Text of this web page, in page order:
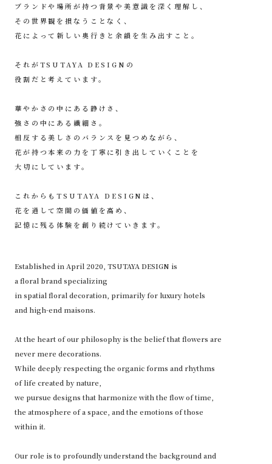
ブランドや場所が持つ背景や美意識を深く理解し、
その世界観を損なうことなく、
花によって新しい奥行きと余韻を生み出すこと。
それがTSUTAYA DESIGNの
役割だと考えています。
華やかさの中にある静けさ、
強さの中にある繊細さ。
相反する美しさのバランスを見つめながら、
花が持つ本来の力を丁寧に引き出していくことを
大切にしています。
これからもTSUTAYA DESIGNは、
花を通して空間の価値を高め、
記憶に残る体験を創り続けていきます。
Established in April 2020, TSUTAYA DESIGN is
a floral brand specializing
in spatial floral decoration, primarily for luxury hotels
and high-end maisons.
At the heart of our philosophy is the belief that flowers are
never mere decorations.
While deeply respecting the organic forms and rhythms
of life created by nature,
we pursue designs that harmonize with the flow of time,
the atmosphere of a space, and the emotions of those
within it.
Our role is to profoundly understand the background and